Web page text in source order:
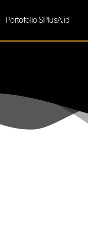
Portofolio SPlusA.id